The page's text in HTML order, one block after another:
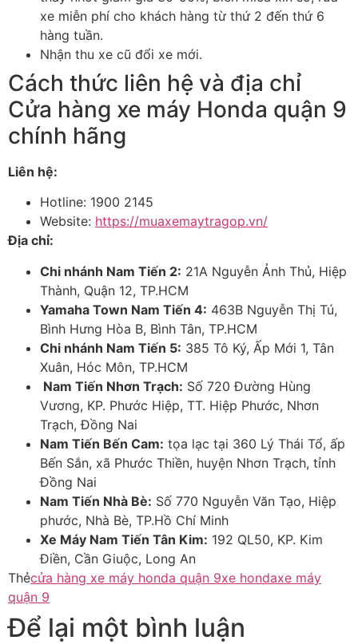
xe miễn phí cho khách hàng từ thứ 2 đến thứ 6
hàng tuần.
Nhận thu xe cũ đổi xe mới.
Cách thức liên hệ và địa chỉ
Cửa hàng xe máy Honda quận 9
chính hãng
Liên hệ:
Hotline: 1900 2145
Website: https://muaxemaytragop.vn/
Địa chỉ:
Chi nhánh Nam Tiến 2: 21A Nguyễn Ảnh Thủ, Hiệp
Thành, Quận 12, TP.HCM
Yamaha Town Nam Tiến 4: 463B Nguyễn Thị Tú,
Bình Hưng Hòa B, Bình Tân, TP.HCM
Chi nhánh Nam Tiến 5: 385 Tô Ký, Ấp Mới 1, Tân
Xuân, Hóc Môn, TP.HCM
Nam Tiến Nhơn Trạch: Số 720 Đường Hùng
Vương, KP. Phước Hiệp, TT. Hiệp Phước, Nhơn
Trạch, Đồng Nai
Nam Tiến Bến Cam: tọa lạc tại 360 Lý Thái Tổ, ấp
Bến Sắn, xã Phước Thiền, huyện Nhơn Trạch, tỉnh
Đồng Nai
Nam Tiến Nhà Bè: Số 770 Nguyễn Văn Tạo, Hiệp
phước, Nhà Bè, TP.Hồ Chí Minh
Xe Máy Nam Tiến Tân Kim: 192 QL50, KP. Kim
Điền, Cần Giuộc, Long An
Thẻcửa hàng xe máy honda quận 9xe hondaxe máy
quận 9
Để lại một bình luận